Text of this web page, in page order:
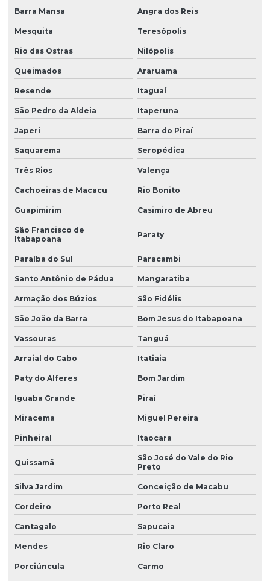
Instalação de barramento blindado
Instalação de nr 12 em pontes rolantes
Inversor de frequência para ponte rolante
Laudo de ponte rolante
Limitador de carga para ponte rolante
Manutenção corretiva de ponte rolante em sc
Manutenção corretiva em pontes rolantes
Manutenção corretiva em talhas
Manutenção ponte rolante
Manutenção ponte rolante rio de janeiro
Manutenção ponte rolante swf
Manutenção preventiva de ponte rolante em am
Manutenção preventiva ponte rolante araquari
Manutenção preventiva ponte rolante caxias do sul
Manutenção preventiva ponte rolante curitiba
Manutenção preventiva ponte rolante itajaí
Manutenção preventiva ponte rolante jaraguá do sul
Manutenção preventiva ponte rolante joinville
Manutenção preventiva de ponte rolante em mg
Manutenção preventiva de ponte rolante em pr
Manutenção preventiva ponte rolante rio do sul
Manutenção preventiva de ponte rolante em rs
Manutenção preventiva ponte rolante são josé dos pinhais
Manutenção preventiva de ponte rolante em sc
Barra Mansa Angra dos Reis
Mesquita Teresópolis
Rio das Ostras Nilópolis
Queimados Araruama
Resende Itaguaí
São Pedro da Aldeia Itaperuna
Japeri Barra do Piraí
Saquarema Seropédica
Três Rios Valença
Cachoeiras de Macacu Rio Bonito
Guapimirim Casimiro de Abreu
São Francisco de
Itabapoana
Paraty
Paraíba do Sul Paracambi
Santo Antônio de Pádua Mangaratiba
Armação dos Búzios São Fidélis
São João da Barra Bom Jesus do Itabapoana
Vassouras Tanguá
Arraial do Cabo Itatiaia
Paty do Alferes Bom Jardim
Iguaba Grande Piraí
Miracema Miguel Pereira
Pinheiral Itaocara
Quissamã
São José do Vale do Rio
Preto
Silva Jardim Conceição de Macabu
Cordeiro Porto Real
Cantagalo Sapucaia
Mendes Rio Claro
Porciúncula Carmo